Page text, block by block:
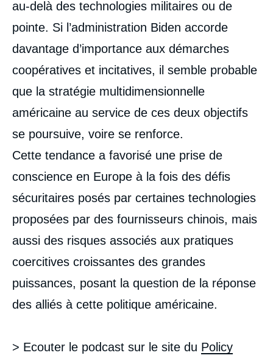
au-delà des technologies militaires ou de
pointe. Si l’administration Biden accorde
davantage d’importance aux démarches
coopératives et incitatives, il semble probable
que la stratégie multidimensionnelle
américaine au service de ces deux objectifs
se poursuive, voire se renforce.
Cette tendance a favorisé une prise de
conscience en Europe à la fois des défis
sécuritaires posés par certaines technologies
proposées par des fournisseurs chinois, mais
aussi des risques associés aux pratiques
coercitives croissantes des grandes
puissances, posant la question de la réponse
des alliés à cette politique américaine.
> Ecouter le podcast sur le site du Policy